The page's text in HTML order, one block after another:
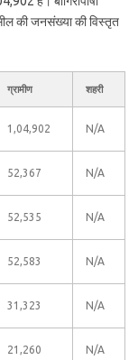
की जनसंख्या की विस्तृत
ग्रामीण शहरी
1,04,902 N/A
52,367 N/A
52,535 N/A
52,583 N/A
31,323 N/A
21,260 N/A